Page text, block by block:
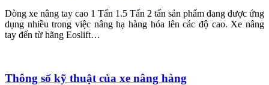
Dòng xe nâng tay cao 1 Tấn 1.5 Tấn 2 tấn sản phẩm đang được ứng
dụng nhiều trong việc nâng hạ hàng hóa lên các độ cao. Xe nâng
tay đến từ hãng Eoslift…
Thông số kỹ thuật của xe nâng hàng